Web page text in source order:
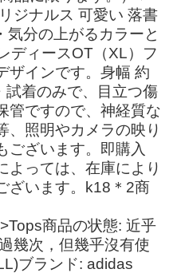
ジナルス 可愛い 落書
気分の上がるカラーと
ディースOT（XL）フ
ザインです。身幅 約
着のみで、目立つ傷
管ですので、神経質な
、照明やカメラの映り
ございます。即購入
よっては、在庫により
ざいます。k18＊2商
商品の状態: 近乎
幾次，但幾乎沒有使
ブランド: adidas